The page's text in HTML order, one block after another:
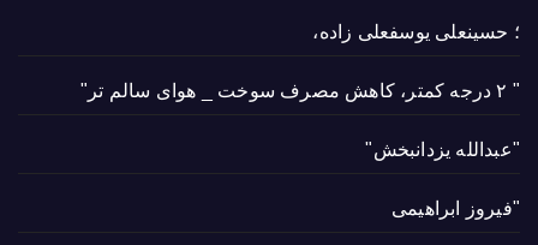
؛ حسینعلی یوسفعلی زاده،
" ۲ درجه کمتر، کاهش مصرف سوخت _ هوای سالم تر"
"عبدالله یزدانبخش"
"فیروز ابراهیمی